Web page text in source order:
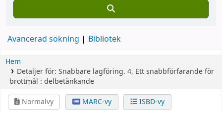
Avancerad sökning Bibliotek
Hem
Detaljer för: Snabbare lagföring. 4, Ett snabbförfarande för
brottmål : delbetänkande
Normalvy
MARC-vy ISBD-vy